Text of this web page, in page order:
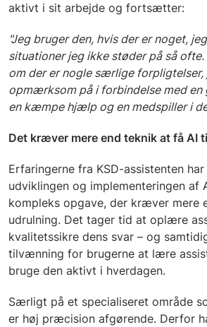
aktivt i sit arbejde og fortsætter:
"Jeg bruger den, hvis der er noget,
situationer jeg ikke støder på så
om der er nogle særlige
opmærksom på i forbindelse med en
en kæmpe hjælp og en medspiller i
Det kræver mere end teknik at få AI
Erfaringerne fra KSD-assistenten
udviklingen og implementeringen af
kompleks opgave, der kræver mere
udrulning. Det tager tid at oplære
kvalitetssikre dens svar – og
tilvænning for brugerne at lære
bruge den aktivt i hverdagen.
Særligt på et specialiseret område
er høj præcision afgørende. Derfor